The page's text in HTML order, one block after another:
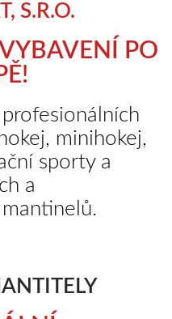
S.R.O.
PO
minihokej,
sporty a
a